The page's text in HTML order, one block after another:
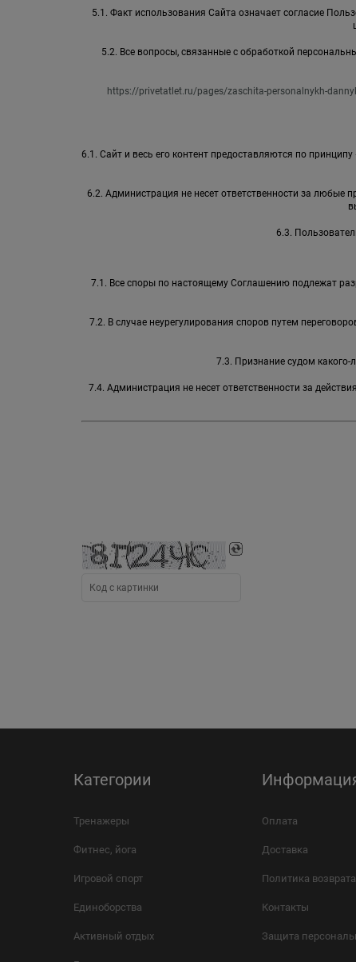
5.1. Факт использования Сайта означает согласие
5.2. Все вопросы, связанные с обработкой
https://privetatlet.ru/pages/zaschita-personalnykh-
6.1. Сайт и весь его контент предоставляются по
6.2. Администрация не несет ответственности за
6.3.
7.1. Все споры по настоящему Соглашению подлежат
7.2. В случае неурегулирования споров путем
7.3. Признание судом
7.4. Администрация не несет ответственности за
Категории
Тренажеры
Фитнес, йога
Игровой спорт
Единоборства
Активный отдых
Оплата
Доставка
Политика возврата
Контакты
Защита